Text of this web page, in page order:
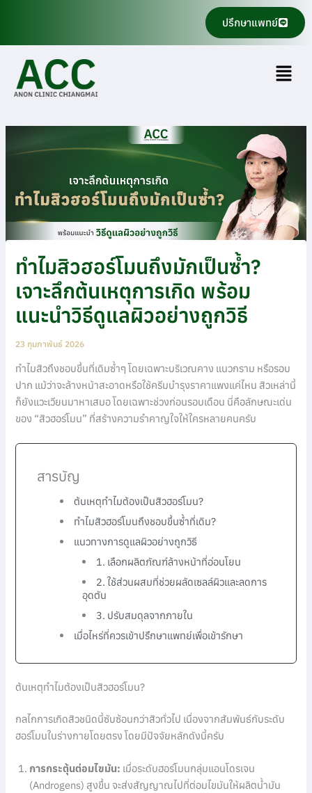
ปรึกษาแพทย์
Menu
ทำไมสิวฮอร์โมนถึงมักเป็นซ้ำ?
เจาะลึกต้นเหตุการเกิด พร้อม
แนะนำวิธีดูแลผิวอย่างถูกวิธี
23 กุมภาพันธ์ 2026
ทำไมสิวถึงชอบขึ้นที่เดิมซ้ำๆ โดยเฉพาะบริเวณคาง แนวกราม หรือรอบ
ปาก แม้ว่าจะล้างหน้าสะอาดหรือใช้ครีมบำรุงราคาแพงแค่ไหน สิวเหล่านี้
ก็ยังแวะเวียนมาหาเสมอ โดยเฉพาะช่วงก่อนรอบเดือน นี่คือลักษณะเด่น
ของ “สิวฮอร์โมน” ที่สร้างความรำคาญใจให้ใครหลายคนครับ
สารบัญ
ต้นเหตุทำไมต้องเป็นสิวฮอร์โมน?
ทำไมสิวฮอร์โมนถึงชอบขึ้นซ้ำที่เดิม?
แนวทางการดูแลผิวอย่างถูกวิธี
1. เลือกผลิตภัณฑ์ล้างหน้าที่อ่อนโยน
2. ใช้ส่วนผสมที่ช่วยผลัดเซลล์ผิวและลดการ
อุดตัน
3. ปรับสมดุลจากภายใน
เมื่อไหร่ที่ควรเข้าปรึกษาแพทย์เพื่อเข้ารักษา
ต้นเหตุทำไมต้องเป็นสิวฮอร์โมน?
กลไกการเกิดสิวชนิดนี้ซับซ้อนกว่าสิวทั่วไป เนื่องจากสัมพันธ์กับระดับ
ฮอร์โมนในร่างกายโดยตรง โดยมีปัจจัยหลักดังนี้ครับ
การกระตุ้นต่อมไขมัน: เมื่อระดับฮอร์โมนกลุ่มแอนโดรเจน
(Androgens) สูงขึ้น จะส่งสัญญาณไปที่ต่อมไขมันให้ผลิตน้ำมัน